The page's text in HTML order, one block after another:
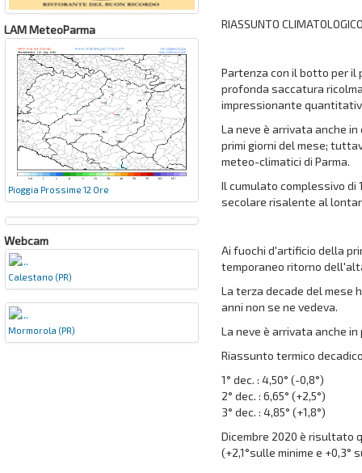
LAM MeteoParma
Pioggia Prossime 12 Ore
Webcam
Calestano (PR)
Mormorola (PR)
RIASSUNTO
Partenza con il botto per
profonda saccatura
impressionante
La neve è arrivata anche
primi giorni del mese;
meteo-climatici di Parma.
Il cumulato complessivo di
secolare risalente al
Ai fuochi d'artificio della
temporaneo ritorno
La terza decade del mese
anni non se ne vedeva.
La neve è arrivata anche
Riassunto termico
1° dec. : 4,50° (-0,8°)
2° dec. : 6,65° (+2,5°)
3° dec. : 4,85° (+1,8°)
Dicembre 2020 è risultato
(+2,1°sulle minime e +0,3°